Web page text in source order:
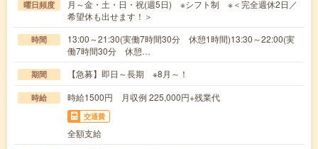
曜日頻度
月～金・土・日・祝(週5日) ※シフト制 ※＜完全週休2日／
希望休も出せます！＞
時間
13:00～21:30(実働7時間30分 休憩1時間)13:30～22:00(実
働7時間30分 休憩…
期間 【急募】即日～長期 ※8月～！
時給 時給1500円 月収例 225,000円+残業代
交通費
全額支給